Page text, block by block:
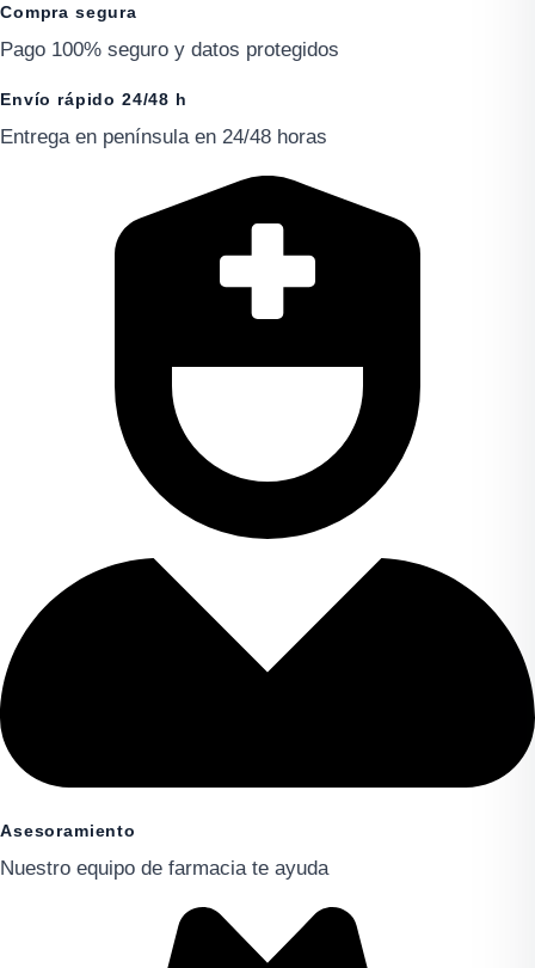
Compra segura
Pago 100% seguro y datos protegidos
Envío rápido 24/48 h
Entrega en península en 24/48 horas
Asesoramiento
Nuestro equipo de farmacia te ayuda